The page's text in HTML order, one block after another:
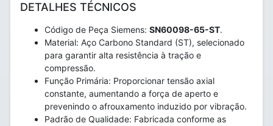
DETALHES TÉCNICOS
Código de Peça Siemens: SN60098-65-ST.
Material: Aço Carbono Standard (ST), selecionado
para garantir alta resistência à tração e
compressão.
Função Primária: Proporcionar tensão axial
constante, aumentando a força de aperto e
prevenindo o afrouxamento induzido por vibração.
Padrão de Qualidade: Fabricada conforme as